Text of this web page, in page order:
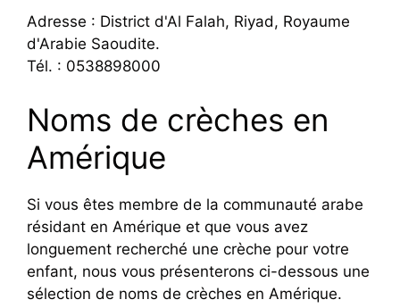
Adresse : District d'Al Falah, Riyad, Royaume
d'Arabie Saoudite.
Tél. : 0538898000
Noms de crèches en
Amérique
Si vous êtes membre de la communauté arabe
résidant en Amérique et que vous avez
longuement recherché une crèche pour votre
enfant, nous vous présenterons ci-dessous une
sélection de noms de crèches en Amérique.